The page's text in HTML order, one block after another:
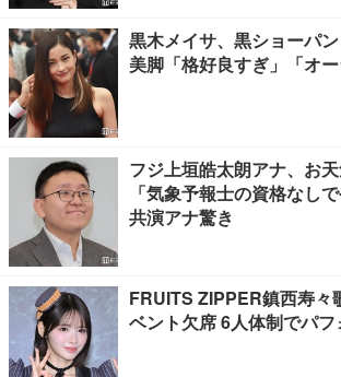
黒木メイサ、黒ショーパ
美脚「格好良すぎ」「オ
フジ上垣皓太朗アナ、お
「気象予報士の資格なし
共演アナ驚き
FRUITS ZIPPER鎮西寿々
ベント欠席 6人体制でパ